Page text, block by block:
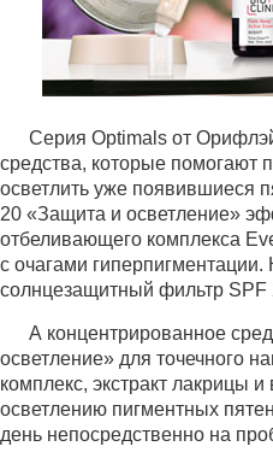
Серия Optimals от
средства, которые помогают
осветлить уже появившиеся
20 «Защита и осветление»
отбеливающего комплекса
с очагами
солнцезащитный фильтр
А концентрированное
осветление» для точечного
комплекс, экстракт лакрицы
осветлению пигментных
день непосредственно на